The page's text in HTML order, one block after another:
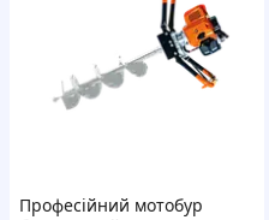
Професійний мотобур